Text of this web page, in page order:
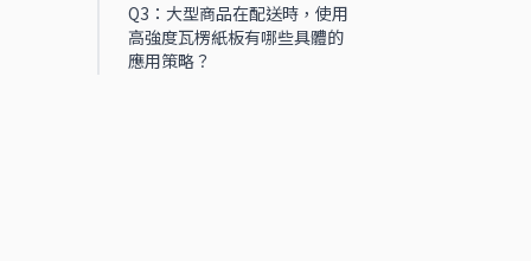
Q3：大型商品在配送時，使用
高強度瓦楞紙板有哪些具體的
應用策略？